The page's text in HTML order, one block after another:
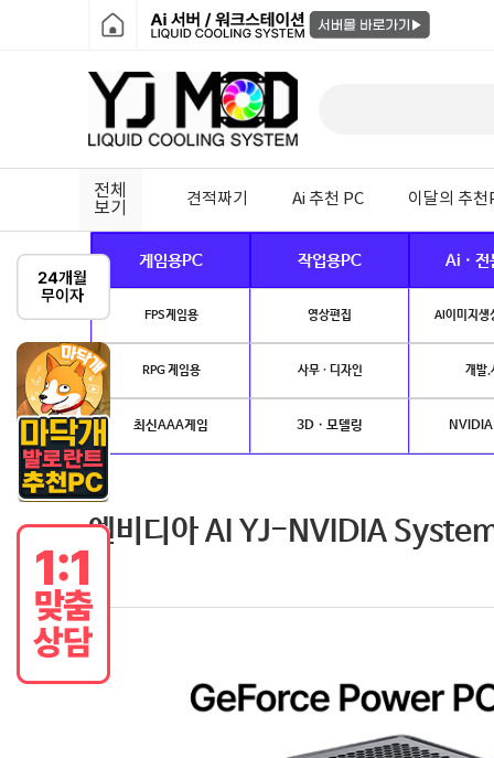
전체
보기
견적짜기 Ai 추천 PC 이달의 추천
게임용PC 작업용PC Ai · 전
FPS게임용 영상편집 AI이미지생
RPG 게임용 사무 · 디자인 개발.
최신AAA게임 3D · 모델링
엔비디아 AI YJ-NVIDIA